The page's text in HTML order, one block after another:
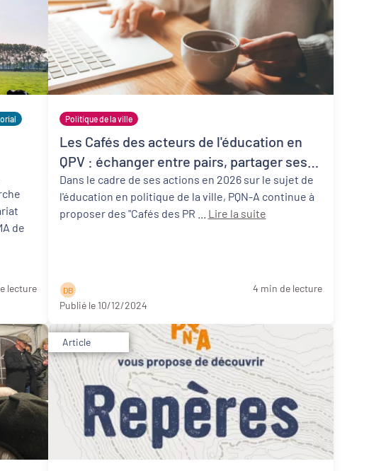
Inclusion numérique
Dynamiques territoriales pour l’emploi
de
lecture
Politique de la ville
Les Cafés des acteurs de l'éducation en
QPV : échanger entre pairs, partager ses
pratiques, faire réseau
Dans le cadre de ses actions en 2026 sur le sujet de
l'éducation en politique de la ville, PQN-A continue à
Lire la suite
D B
4 min de lecture
Publié le 10/12/2024
Article